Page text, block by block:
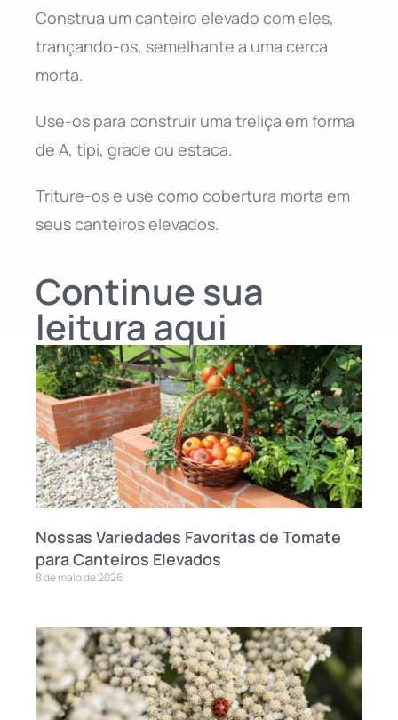
Construa um canteiro elevado com eles,
trançando-os, semelhante a uma cerca
morta.
Use-os para construir uma treliça em forma
de A, tipi, grade ou estaca.
Triture-os e use como cobertura morta em
seus canteiros elevados.
Continue sua
leitura aqui
Nossas Variedades Favoritas de Tomate
para Canteiros Elevados
8 de maio de 2026